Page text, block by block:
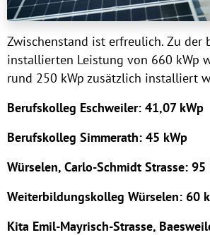
Zwischenstand ist erfreulich. Zu der
installierten Leistung von 660 kWp
rund 250 kWp zusätzlich installiert
Berufskolleg Eschweiler: 41,07 kWp
Berufskolleg Simmerath: 45 kWp
Würselen, Carlo-Schmidt Strasse: 95
Weiterbildungskolleg Würselen: 60
Kita Emil-Mayrisch-Strasse,